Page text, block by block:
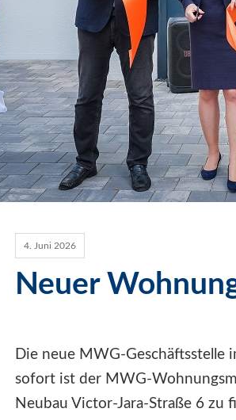
4. Juni 2026
Neuer
Die neue MWG-
sofort ist der MWG-
Neubau Victor-Jara-Straße 6 zu